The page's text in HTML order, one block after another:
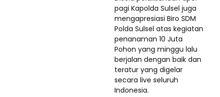
pagi Kapolda Sulsel juga
mengapresiasi Biro SDM
Polda Sulsel atas kegiatan
penanaman 10 Juta
Pohon yang minggu lalu
berjalan dengan baik dan
teratur yang digelar
secara live seluruh
Indonesia.